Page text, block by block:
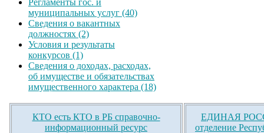
муниципальных услуг (40)
Сведения о вакантных
должностях (2)
Условия и результаты
конкурсов (1)
Сведения о доходах, расходах,
об имуществе и обязательствах
имущественного характера (18)
КТО есть КТО в РБ справочно-
информационный ресурс
ЕДИНАЯ
отделение